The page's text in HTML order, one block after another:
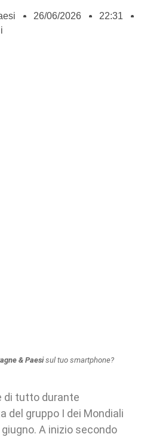
26/06/2026
22:31
& Paesisul tuo smartphone?
di tutto durante
del gruppo I dei Mondiali
A inizio secondo